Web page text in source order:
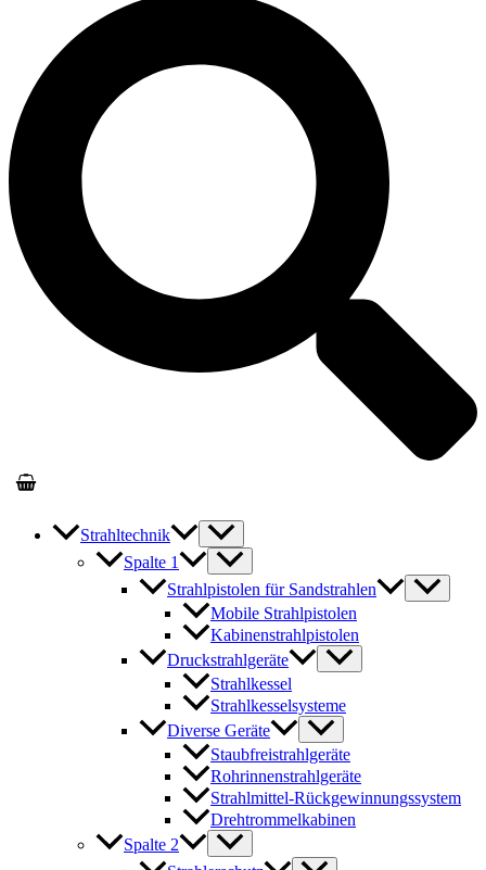
Strahltechnik
Spalte 1
Strahlpistolen für Sandstrahlen
Mobile Strahlpistolen
Kabinenstrahlpistolen
Druckstrahlgeräte
Strahlkessel
Strahlkesselsysteme
Diverse Geräte
Staubfreistrahlgeräte
Rohrinnenstrahlgeräte
Strahlmittel-Rückgewinnungssystem
Drehtrommelkabinen
Spalte 2